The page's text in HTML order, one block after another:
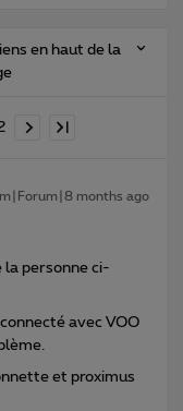
en haut de la
months ago
la personne ci-
avec VOO
et proximus